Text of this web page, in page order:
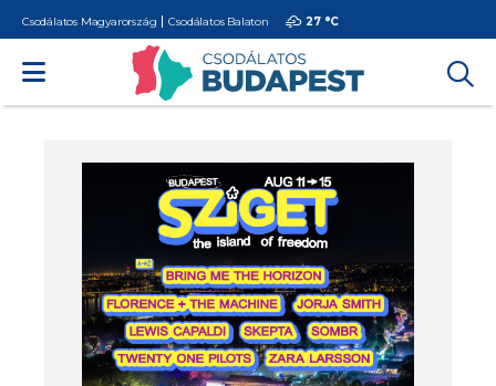
Csodálatos Magyarország Csodálatos Balaton 27 °C